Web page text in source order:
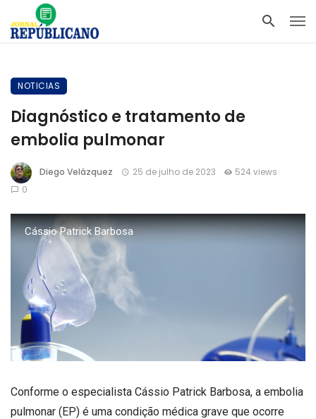
NOTICIAS
Diagnóstico e tratamento de
embolia pulmonar
Diego Velázquez 25 de julho de 2023
524 views
0
Cássio Patrick Barbosa
Conforme o especialista Cássio Patrick Barbosa, a embolia
pulmonar (EP) é uma condição médica grave que ocorre